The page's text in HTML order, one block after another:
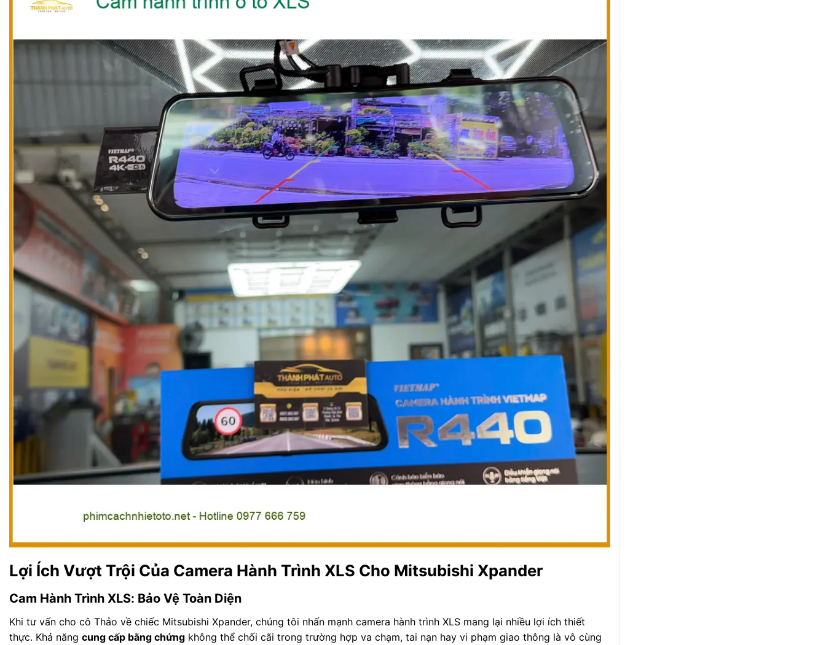
Lợi Ích Vượt Trội Của Camera Hành Trình XLS Cho Mitsubishi Xpander
Cam Hành Trình XLS: Bảo Vệ Toàn Diện
Khi tư vấn cho cô Thảo về chiếc Mitsubishi Xpander, chúng tôi nhấn mạnh camera hành trình XLS mang lại nhiều lợi ích thiết
thực. Khả năng cung cấp bằng chứng không thể chối cãi trong trường hợp va chạm, tai nạn hay vi phạm giao thông là vô cùng